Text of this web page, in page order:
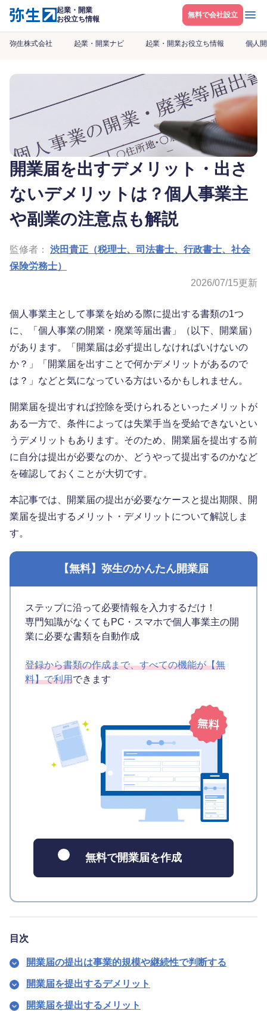
起業・開業
お役立ち情報
無料で会社設立 メニ
弥生株式会社 起業・開業ナビ 起業・開業お役立ち情報 個人
開業届を出すデメリット・出さ
ないデメリットは？個人事業主
や副業の注意点も解説
監修者： 渋田貴正（税理士、司法書士、行政書士、社会
保険労務士）
2026/07/15更新
個人事業主として事業を始める際に提出する書類の1つ
に、「個人事業の開業・廃業等届出書」（以下、開業届）
があります。「開業届は必ず提出しなければいけないの
か？」「開業届を出すことで何かデメリットがあるので
は？」などと気になっている方はいるかもしれません。
開業届を提出すれば控除を受けられるといったメリットが
ある一方で、条件によっては失業手当を受給できないとい
うデメリットもあります。そのため、開業届を提出する前
に自分は提出が必要なのか、どうやって提出するのかなど
を確認しておくことが大切です。
本記事では、開業届の提出が必要なケースと提出期限、開
業届を提出するメリット・デメリットについて解説しま
す。
【無料】弥生のかんたん開業届
ステップに沿って必要情報を入力するだけ！
専門知識がなくてもPC・スマホで個人事業主の開
業に必要な書類を自動作成
登録から書類の作成まで、すべての機能が【無
料】で利用できます
無料で開業届を作成
目次
開業届の提出は事業的規模や継続性で判断する
開業届を提出するデメリット
開業届を提出するメリット